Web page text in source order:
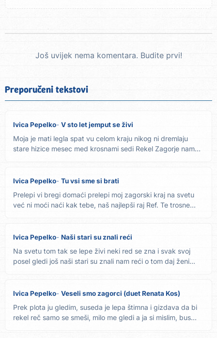
Još uvijek nema komentara. Budite prvi!
Preporučeni tekstovi
Ivica Pepelko V sto let jemput se živi
Moja je mati legla spat vu celom kraju nikog ni dremlaju
stare hizice mesec med krosnami sedi Rekel Zagorje nam
Ivica Pepelko Tu vsi sme si brati
Prelepi vi bregi domaći prelepi moj zagorski kraj na svetu
već ni moći naći kak tebe, naš najlepši raj Ref. Te trosne...
Ivica Pepelko Naši stari su znali reći
Na svetu tom tak se lepe živi neki red se zna i svak svoj
posel gledi još naši stari su znali nam reći o tom daj ženi...
Ivica Pepelko Veseli smo zagorci (duet Renata Kos)
Prek plota ju gledim, suseda je lepa štimna i gizdava da bi
rekel reč samo se smeši, milo me gledi a ja si mislim, bus...